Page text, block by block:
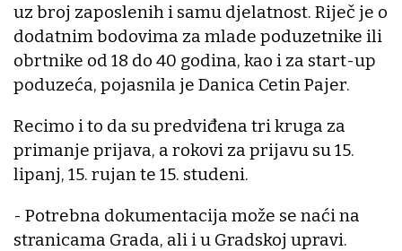
uz broj zaposlenih i samu djelatnost. Riječ je o
dodatnim bodovima za mlade poduzetnike ili
obrtnike od 18 do 40 godina, kao i za start-up
poduzeća, pojasnila je Danica Cetin Pajer.
Recimo i to da su predviđena tri kruga za
primanje prijava, a rokovi za prijavu su 15.
lipanj, 15. rujan te 15. studeni.
- Potrebna dokumentacija može se naći na
stranicama Grada, ali i u Gradskoj upravi.